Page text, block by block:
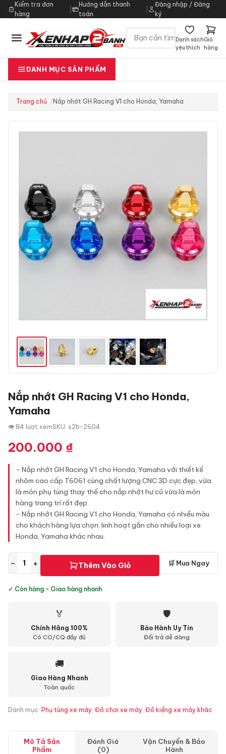
Kiểm tra đơn
hàng
|
Hướng dẫn thanh
toán
Đăng nhập / Đăng
ký
Danh sách
yêu thích
Giỏ
hàng
DANH MỤC SẢN PHẨM
Trang chủ Nắp nhớt GH Racing V1 cho Honda, Yamaha
Nắp nhớt GH Racing V1 cho Honda,
Yamaha
👁 84 lượt xemSKU: s2b-2604
200.000 ₫
- Nắp nhớt GH Racing V1 cho Honda, Yamaha với thiết kế
nhôm cao cấp T6061 cùng chất lượng CNC 3D cực đẹp, vừa
là món phụ tùng thay thế cho nắp nhớt hư cũ vừa là món
hàng trang trí rất đẹp.
- Nắp nhớt GH Racing V1 cho Honda, Yamaha có nhiều màu
cho khách hàng lựa chọn, linh hoạt gắn cho nhiều loại xe
Honda, Yamaha khác nhau.
− + Thêm Vào Giỏ 🛒 Mua Ngay
✓ Còn hàng - Giao hàng nhanh
🏅
Chính Hãng 100%
Có CO/CQ đầy đủ
🛡
Bảo Hành Uy Tín
Đổi trả dễ dàng
🚚
Giao Hàng Nhanh
Toàn quốc
Danh mục: Phụ tùng xe máy, Đồ chơi xe máy, Đồ kiểng xe máy khác
Mô Tả Sản
Phẩm
Đánh Giá
(0)
Vận Chuyển & Bảo
Hành